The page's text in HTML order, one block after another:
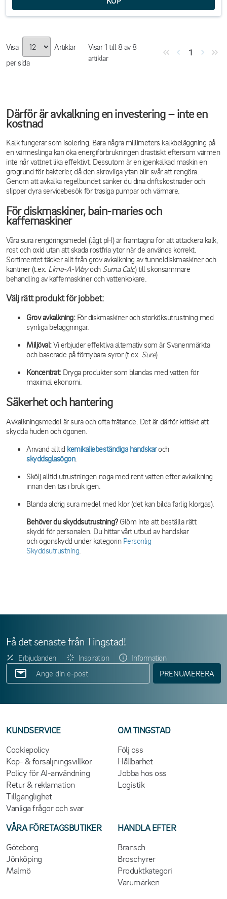
Visa
Artiklar
per sida
Visar1 till 8av 8
artiklar
1
Därför är avkalkning en investering – inte en
kostnad
Kalk fungerar som isolering. Bara några millimeters kalkbeläggning på
en värmeslinga kan öka energiförbrukningen drastiskt eftersom värmen
inte når vattnet lika effektivt. Dessutom är en igenkalkad maskin en
grogrund för bakterier, då den skrovliga ytan blir svår att rengöra.
Genom att avkalka regelbundet sänker du dina driftskostnader och
slipper dyra servicebesök för trasiga pumpar och värmare.
För diskmaskiner, bain-maries och
kaffemaskiner
Våra sura rengöringsmedel (lågt pH) är framtagna för att attackera kalk,
rost och oxid utan att skada rostfria ytor när de används korrekt.
Sortimentet täcker allt från grov avkalkning av tunneldiskmaskiner och
kantiner (t.ex. Lime-A-Wayoch Suma Calc) till skonsammare
behandling av kaffemaskiner och vattenkokare.
Välj rätt produkt för jobbet:
Grov avkalkning:För diskmaskiner och storköksutrustning med
synliga beläggningar.
Miljöval:Vi erbjuder effektiva alternativ som är Svanenmärkta
och baserade på förnybara syror (t.ex. Sure).
Koncentrat:Dryga produkter som blandas med vatten för
maximal ekonomi.
Säkerhet och hantering
Avkalkningsmedel är sura och ofta frätande. Det är därför kritiskt att
skydda huden och ögonen.
Använd alltid kemikaliebeständiga handskaroch
skyddsglasögon.
Skölj alltid utrustningen noga med rent vatten efter avkalkning
innan den tas i bruk igen.
Blanda aldrig sura medel med klor (det kan bilda farlig klorgas).
Behöver du skyddsutrustning?Glöm inte att beställa rätt
skydd för personalen. Du hittar vårt utbud av handskar
och ögonskydd under kategorin Personlig
Skyddsutrustning
Få det senaste från Tingstad!
Erbjudanden Inspiration
Information
PRENUMERERA
KUNDSERVICE
Cookiepolicy
Köp- & försäljningsvillkor
Policy för AI-användning
Retur & reklamation
Tillgänglighet
Vanliga frågor och svar
OM TINGSTAD
Följ oss
Hållbarhet
Jobba hos oss
Logistik
VÅRA FÖRETAGSBUTIKER
Göteborg
Jönköping
Malmö
HANDLA EFTER
Bransch
Broschyrer
Produktkategori
Varumärken